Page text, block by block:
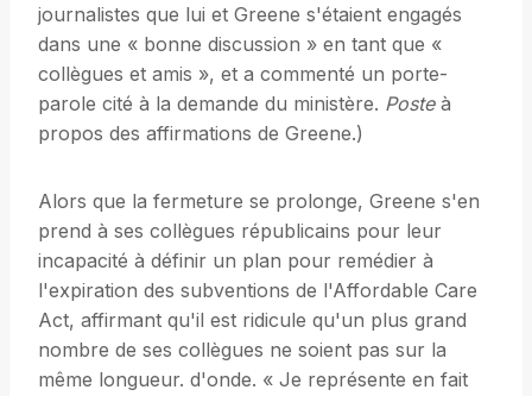
journalistes que lui et Greene s'étaient engagés
dans une « bonne discussion » en tant que «
collègues et amis », et a commenté un porte-
parole cité à la demande du ministère. Posteà
propos des affirmations de Greene.)
Alors que la fermeture se prolonge, Greene s'en
prend à ses collègues républicains pour leur
incapacité à définir un plan pour remédier à
l'expiration des subventions de l'Affordable Care
Act, affirmant qu'il est ridicule qu'un plus grand
nombre de ses collègues ne soient pas sur la
même longueur. d'onde. « Je représente en fait